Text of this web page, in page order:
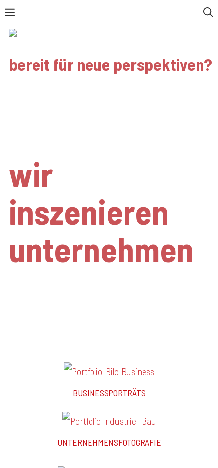
Zum
Inhalt
Menü
bereit für neue perspektiven?
wir
inszenieren
unternehmen
BUSINESSPORTRÄTS
UNTERNEHMENSFOTOGRAFIE